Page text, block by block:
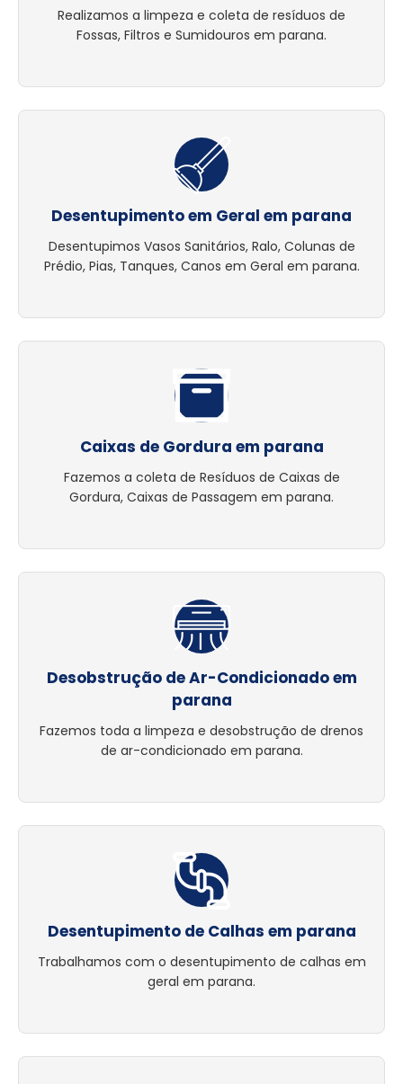
Realizamos a limpeza e coleta de resíduos de
Fossas, Filtros e Sumidouros em parana.
Desentupimento em Geral em parana
Desentupimos Vasos Sanitários, Ralo, Colunas de
Prédio, Pias, Tanques, Canos em Geral em parana.
Caixas de Gordura em parana
Fazemos a coleta de Resíduos de Caixas de
Gordura, Caixas de Passagem em parana.
Desobstrução de Ar-Condicionado em
parana
Fazemos toda a limpeza e desobstrução de drenos
de ar-condicionado em parana.
Desentupimento de Calhas em parana
Trabalhamos com o desentupimento de calhas em
geral em parana.